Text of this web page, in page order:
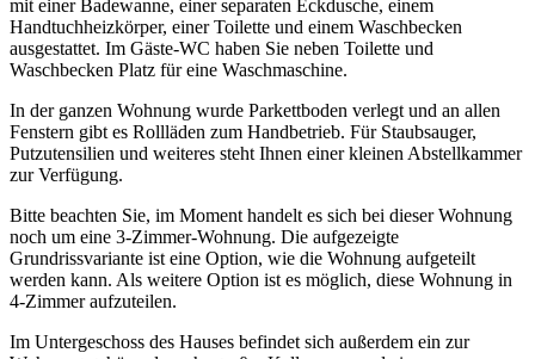
mit einer Badewanne, einer separaten Eckdusche, einem
Handtuchheizkörper, einer Toilette und einem Waschbecken
ausgestattet. Im Gäste-WC haben Sie neben Toilette und
Waschbecken Platz für eine Waschmaschine.
In der ganzen Wohnung wurde Parkettboden verlegt und an allen
Fenstern gibt es Rollläden zum Handbetrieb. Für Staubsauger,
Putzutensilien und weiteres steht Ihnen einer kleinen Abstellkammer
zur Verfügung.
Bitte beachten Sie, im Moment handelt es sich bei dieser Wohnung
noch um eine 3-Zimmer-Wohnung. Die aufgezeigte
Grundrissvariante ist eine Option, wie die Wohnung aufgeteilt
werden kann. Als weitere Option ist es möglich, diese Wohnung in
4-Zimmer aufzuteilen.
Im Untergeschoss des Hauses befindet sich außerdem ein zur